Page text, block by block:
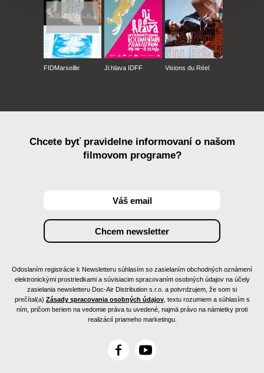
FIDMarseille Ji.hlava IDFF Visions du Réel
Chcete byť pravidelne informovaní o našom
filmovom programe?
Odoslaním registrácie k Newsletteru súhlasím so zasielaním obchodných oznámení
elektronickými prostriedkami a súvisiacim spracovaním osobných údajov na účely
zasielania newsletteru Doc-Air Distribution s.r.o. a potvrdzujem, že som si
prečítal(a) Zásady spracovania osobných údajov, textu rozumiem a súhlasím s
ním, pričom beriem na vedomie práva tu uvedené, najmä právo na námietky proti
realizácií priameho marketingu.
F
Y